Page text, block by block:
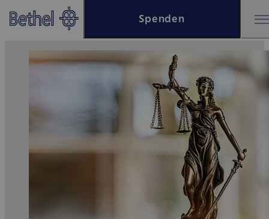
Zum Hauptinhalt springen
Zur Fußzeile springen
Spenden
Bethel - Gericht &